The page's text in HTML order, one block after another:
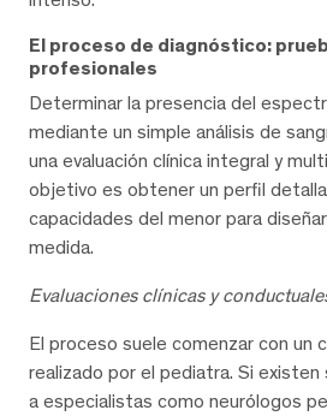
El proceso de diagnóstico:
profesionales
Determinar la presencia del
mediante un simple análisis de
una evaluación clínica integral y
objetivo es obtener un perfil
capacidades del menor para
medida.
Evaluaciones clínicas y
El proceso suele comenzar con un
realizado por el pediatra. Si existen
a especialistas como neurólogos